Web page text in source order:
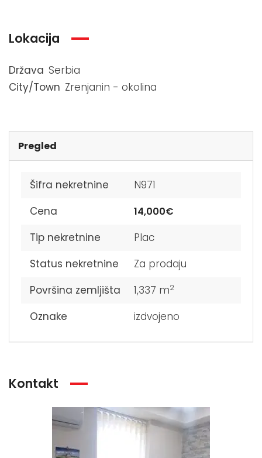
Lokacija
Država Serbia
City/Town Zrenjanin - okolina
Pregled
Šifra nekretnine
N971
Cena
14,000€
Tip nekretnine
Plac
Status nekretnine
Za prodaju
Površina zemljišta
1,337 m2
Oznake izdvojeno
Kontakt